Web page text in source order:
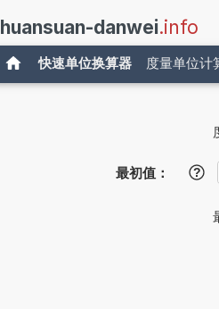
huansuan-danwei.info
快速单位换算器 度量单位计
最初值： ?